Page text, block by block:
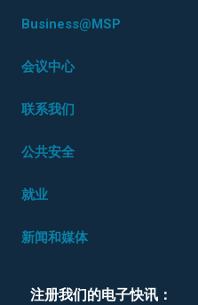
Business@MSP
会议中心
联系我们
公共安全
就业
新闻和媒体
注册我们的电子快讯：